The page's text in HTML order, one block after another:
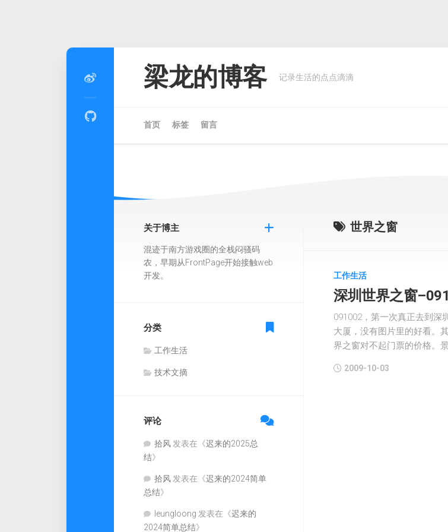
梁龙的博客 记录生活的点点滴滴
首页 标签 留言
世界之窗
工作生活
深圳世界之窗
091002，第一次真正去到深
大厦，没有图片里的好看。
界之窗对不起门票的价格。
2009-10-03
关于博主
混迹于南方游戏圈的全栈闷骚码
农，早期从FrontPage开始接触web
开发。
分类
工作生活
技术文摘
评论
拾风 发表在《迟来的2025总
结》
拾风 发表在《迟来的2024简单
总结》
leungloong 发表在《迟来的
2024简单总结》